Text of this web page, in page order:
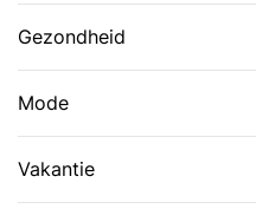
Gezondheid
Mode
Vakantie